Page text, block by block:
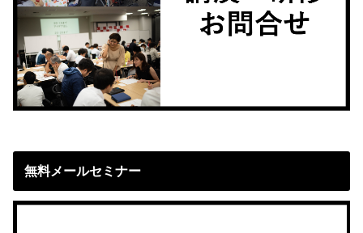
無料メールセミナー